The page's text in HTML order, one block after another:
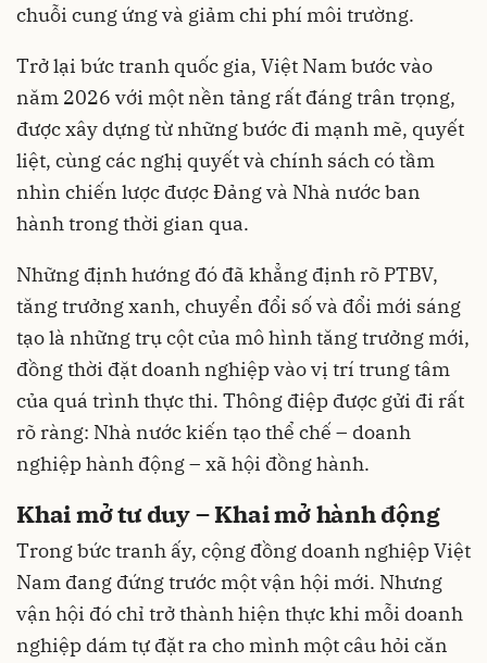
chuỗi cung ứng và giảm chi phí môi trường.
Trở lại bức tranh quốc gia, Việt Nam bước vào
năm 2026 với một nền tảng rất đáng trân trọng,
được xây dựng từ những bước đi mạnh mẽ, quyết
liệt, cùng các nghị quyết và chính sách có tầm
nhìn chiến lược được Đảng và Nhà nước ban
hành trong thời gian qua.
Những định hướng đó đã khẳng định rõ PTBV,
tăng trưởng xanh, chuyển đổi số và đổi mới sáng
tạo là những trụ cột của mô hình tăng trưởng mới,
đồng thời đặt doanh nghiệp vào vị trí trung tâm
của quá trình thực thi. Thông điệp được gửi đi rất
rõ ràng: Nhà nước kiến tạo thể chế – doanh
nghiệp hành động – xã hội đồng hành.
Khai mở tư duy – Khai mở hành động
Trong bức tranh ấy, cộng đồng doanh nghiệp Việt
Nam đang đứng trước một vận hội mới. Nhưng
vận hội đó chỉ trở thành hiện thực khi mỗi doanh
nghiệp dám tự đặt ra cho mình một câu hỏi căn